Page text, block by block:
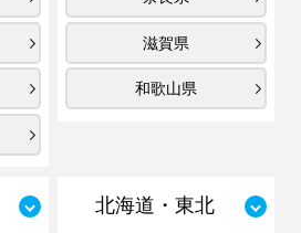
滋賀県
和歌山県
北海道・東北